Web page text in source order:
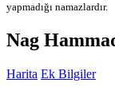
yapmadığı namazlardır.
Nag
Harita Ek Bilgiler